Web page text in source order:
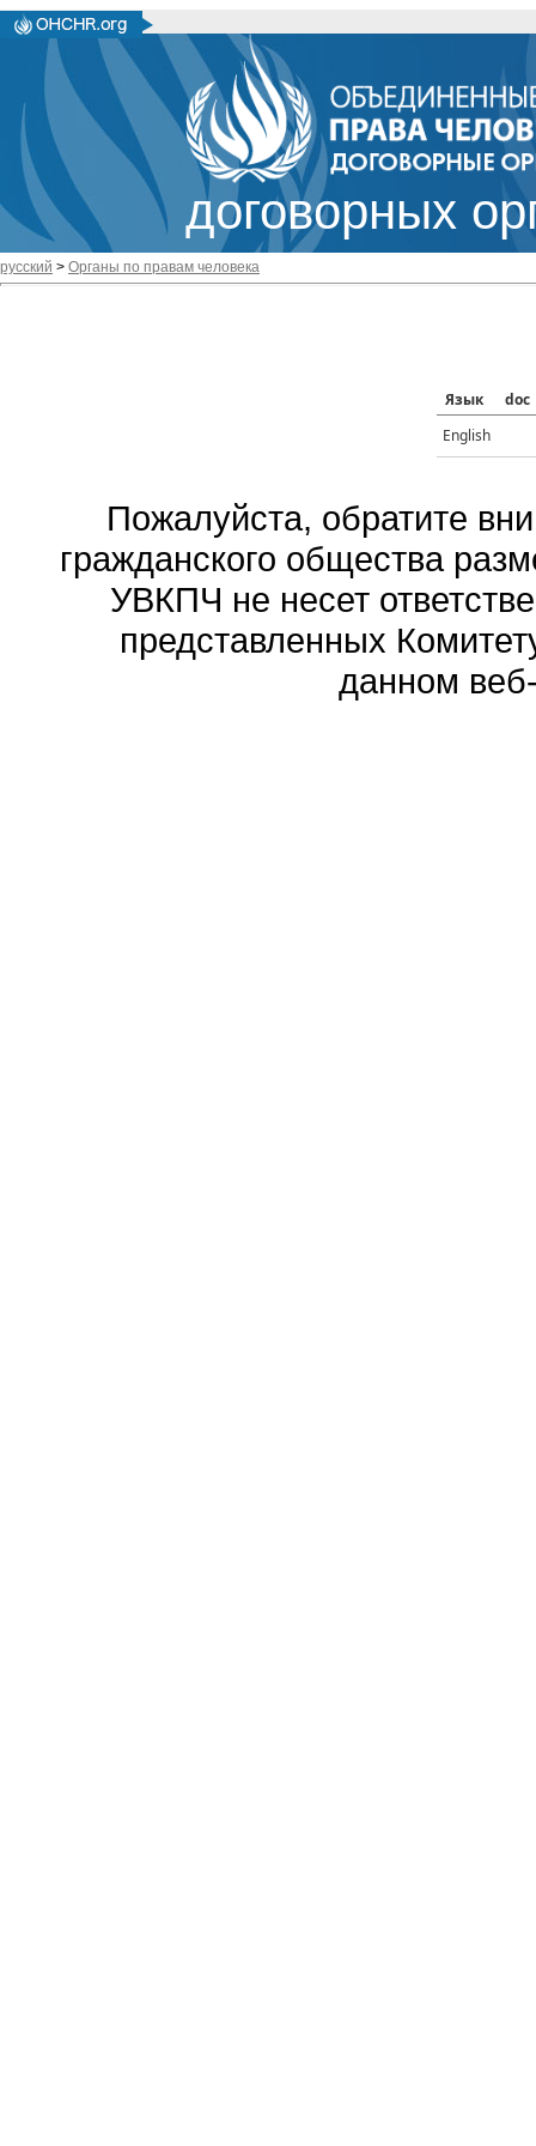
договорных
русский > Органы по правам человека
Язык
doc
English
Пожалуйста, обратите
гражданского общества
УВКПЧ не несет
представленных
данном